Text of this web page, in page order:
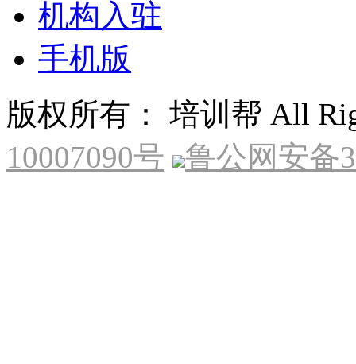
机构入驻
手机版
版权所有： 培训帮 All
10007090号
鲁公网安备